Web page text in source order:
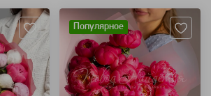
Популярное